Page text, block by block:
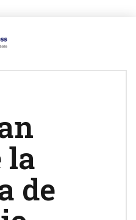
la
de